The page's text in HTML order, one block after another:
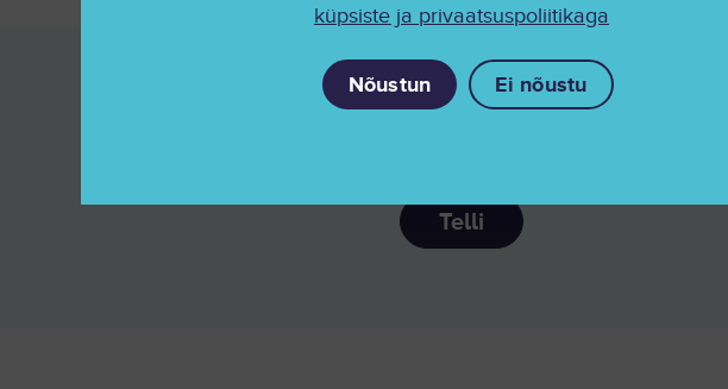
Trialoogi uudiskiri
Telli
küpsiste ja privaatsuspoliitikaga
Nõustun Ei nõustu